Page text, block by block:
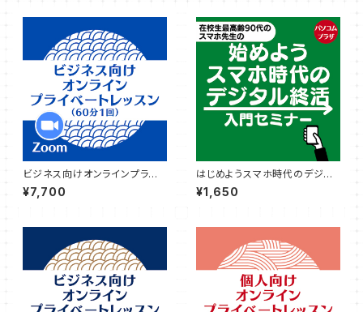
ビジネス向けオンラインプライ
ベートレッスン（60分１回）
¥7,700
はじめようスマホ時代のデジタ
ル終活入門
¥1,650